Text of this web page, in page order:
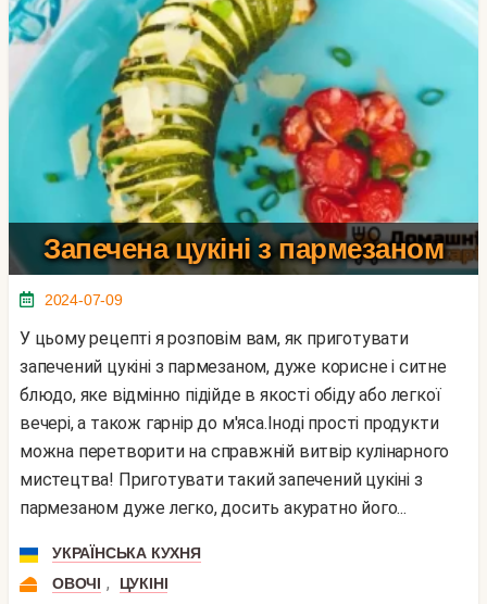
Запечена цукіні з пармезаном
2024-07-09
У цьому рецепті я розповім вам, як приготувати
запечений цукіні з пармезаном, дуже корисне і ситне
блюдо, яке відмінно підійде в якості обіду або легкої
вечері, а також гарнір до м'яса.Іноді прості продукти
можна перетворити на справжній витвір кулінарного
мистецтва! Приготувати такий запечений цукіні з
пармезаном дуже легко, досить акуратно його...
УКРАЇНСЬКА КУХНЯ
ОВОЧІ ,
ЦУКІНІ